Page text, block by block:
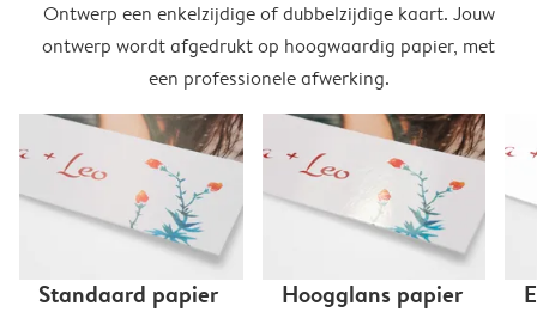
Ontwerp een enkelzijdige of dubbelzijdige kaart. Jouw
ontwerp wordt afgedrukt op hoogwaardig papier, met
een professionele afwerking.
Standaard papier Hoogglans papier